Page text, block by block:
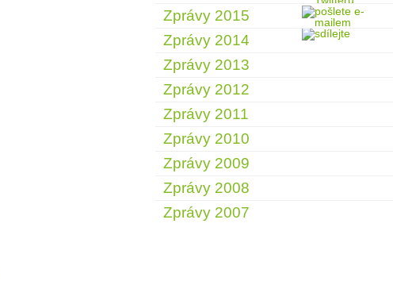
Zprávy 2015
Zprávy 2014
Zprávy 2013
Zprávy 2012
Zprávy 2011
Zprávy 2010
Zprávy 2009
Zprávy 2008
Zprávy 2007